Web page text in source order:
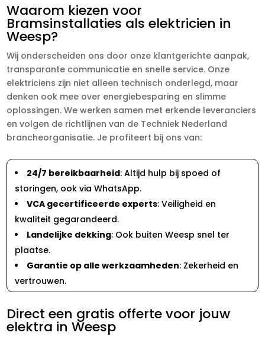
Waarom kiezen voor
Bramsinstallaties als elektricien in
Weesp?
Wij onderscheiden ons door onze klantgerichte aanpak,
transparante communicatie en snelle service. Onze
elektriciens zijn niet alleen technisch onderlegd, maar
denken ook mee over energiebesparing en slimme
oplossingen. We werken samen met erkende leveranciers
en volgen de richtlijnen van de Techniek Nederland
brancheorganisatie. Je profiteert bij ons van:
24/7 bereikbaarheid: Altijd hulp bij spoed of
storingen, ook via WhatsApp.
VCA gecertificeerde experts: Veiligheid en
kwaliteit gegarandeerd.
Landelijke dekking: Ook buiten Weesp snel ter
plaatse.
Garantie op alle werkzaamheden: Zekerheid en
vertrouwen.
Direct een gratis offerte voor jouw
elektra in Weesp